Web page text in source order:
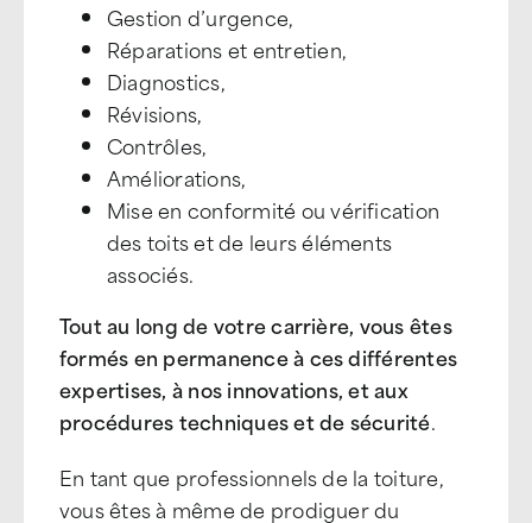
Gestion d’urgence,
Réparations et entretien,
Diagnostics,
Révisions,
Contrôles,
Améliorations,
Mise en conformité ou vérification
des toits et de leurs éléments
associés.
Tout au long de votre carrière, vous êtes
formés en permanence à ces différentes
expertises, à nos innovations, et aux
procédures techniques et de sécurité.
En tant que professionnels de la toiture,
vous êtes à même de prodiguer du